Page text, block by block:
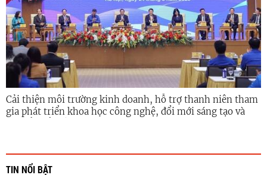
Cải thiện môi trường kinh doanh, hỗ trợ thanh niên tham
gia phát triển khoa học công nghệ, đổi mới sáng tạo và
TIN NỔI BẬT